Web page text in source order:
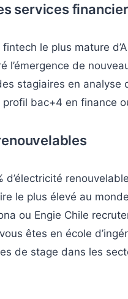
services
le plus mature
l’émergence de
stagiaires en
profil bac+4 en finance
d’électricité
le plus élevé au
ou Engie Chile
êtes en école
de stage dans les